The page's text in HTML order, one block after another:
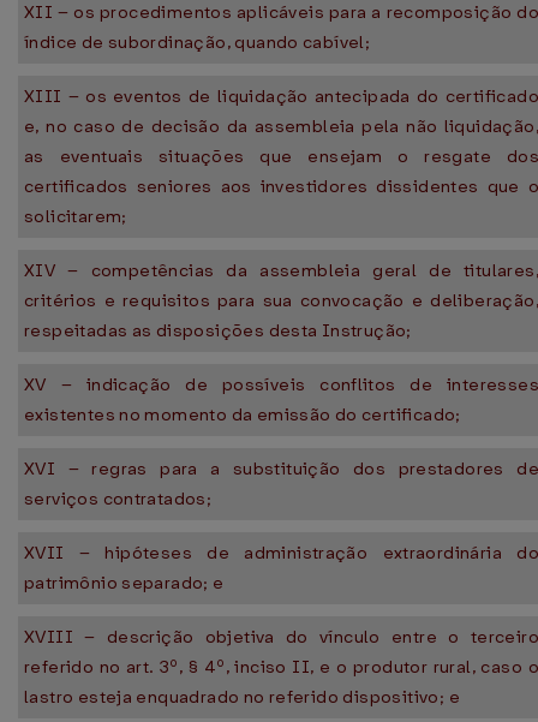
XII – os procedimentos aplicáveis para a recomposição do
índice de subordinação, quando cabível;
XIII – os eventos de liquidação antecipada do certificado
e, no caso de decisão da assembleia pela não liquidação,
as eventuais situações que ensejam o resgate dos
certificados seniores aos investidores dissidentes que o
solicitarem;
XIV – competências da assembleia geral de titulares,
critérios e requisitos para sua convocação e deliberação,
respeitadas as disposições desta Instrução;
XV – indicação de possíveis conflitos de interesses
existentes no momento da emissão do certificado;
XVI – regras para a substituição dos prestadores de
serviços contratados;
XVII – hipóteses de administração extraordinária do
patrimônio separado; e
XVIII – descrição objetiva do vínculo entre o terceiro
referido no art. 3º, § 4º, inciso II, e o produtor rural, caso o
lastro esteja enquadrado no referido dispositivo; e